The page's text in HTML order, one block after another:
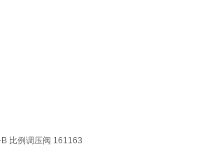
比例调压阀 161163